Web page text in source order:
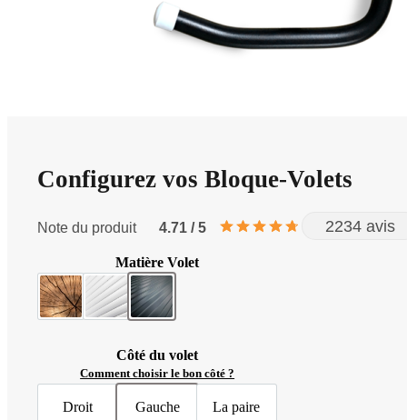
Configurez vos Bloque-Volets
Note du produit 4.71 / 5 2234 avis
Matière Volet
Bois PVC Aluminium
Côté du volet
Comment choisir le bon côté ?
DroitVolet droitGaucheVolet gaucheLa paireVolets gauche & droit